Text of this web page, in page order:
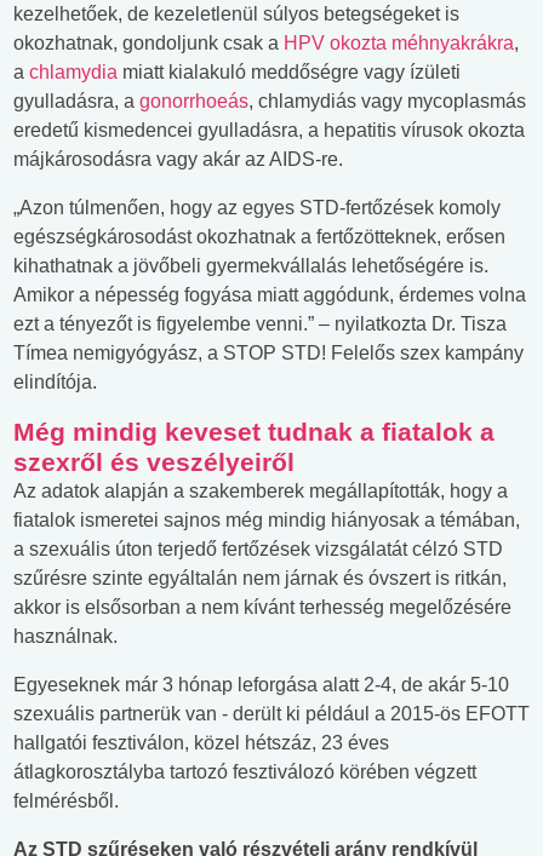
kezelhetőek, de kezeletlenül súlyos betegségeket is
okozhatnak, gondoljunk csak a HPV okozta méhnyakrákra,
a chlamydia miatt kialakuló meddőségre vagy ízületi
gyulladásra, a gonorrhoeás, chlamydiás vagy mycoplasmás
eredetű kismedencei gyulladásra, a hepatitis vírusok okozta
májkárosodásra vagy akár az AIDS-re.
„Azon túlmenően, hogy az egyes STD-fertőzések komoly
egészségkárosodást okozhatnak a fertőzötteknek, erősen
kihathatnak a jövőbeli gyermekvállalás lehetőségére is.
Amikor a népesség fogyása miatt aggódunk, érdemes volna
ezt a tényezőt is figyelembe venni.” – nyilatkozta Dr. Tisza
Tímea nemigyógyász, a STOP STD! Felelős szex kampány
elindítója.
Még mindig keveset tudnak a fiatalok a
szexről és veszélyeiről
Az adatok alapján a szakemberek megállapították, hogy a
fiatalok ismeretei sajnos még mindig hiányosak a témában,
a szexuális úton terjedő fertőzések vizsgálatát célzó STD
szűrésre szinte egyáltalán nem járnak és óvszert is ritkán,
akkor is elsősorban a nem kívánt terhesség megelőzésére
használnak.
Egyeseknek már 3 hónap leforgása alatt 2-4, de akár 5-10
szexuális partnerük van - derült ki például a 2015-ös EFOTT
hallgatói fesztiválon, közel hétszáz, 23 éves
átlagkorosztályba tartozó fesztiválozó körében végzett
felmérésből.
Az STD szűréseken való részvételi arány rendkívül